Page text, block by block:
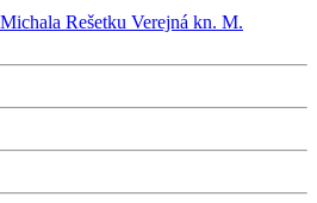
Rešetku Verejná kn. M.